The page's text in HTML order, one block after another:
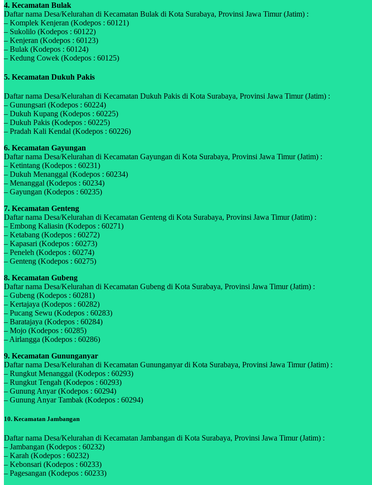
4. Kecamatan Bulak
Daftar nama Desa/Kelurahan di Kecamatan Bulak di Kota Surabaya, Provinsi Jawa Timur (Jatim) :
– Komplek Kenjeran (Kodepos : 60121)
– Sukolilo (Kodepos : 60122)
– Kenjeran (Kodepos : 60123)
– Bulak (Kodepos : 60124)
– Kedung Cowek (Kodepos : 60125)
5. Kecamatan Dukuh Pakis
Daftar nama Desa/Kelurahan di Kecamatan Dukuh Pakis di Kota Surabaya, Provinsi Jawa Timur (Jatim) :
– Gunungsari (Kodepos : 60224)
– Dukuh Kupang (Kodepos : 60225)
– Dukuh Pakis (Kodepos : 60225)
– Pradah Kali Kendal (Kodepos : 60226)
6. Kecamatan Gayungan
Daftar nama Desa/Kelurahan di Kecamatan Gayungan di Kota Surabaya, Provinsi Jawa Timur (Jatim) :
– Ketintang (Kodepos : 60231)
– Dukuh Menanggal (Kodepos : 60234)
– Menanggal (Kodepos : 60234)
– Gayungan (Kodepos : 60235)
7. Kecamatan Genteng
Daftar nama Desa/Kelurahan di Kecamatan Genteng di Kota Surabaya, Provinsi Jawa Timur (Jatim) :
– Embong Kaliasin (Kodepos : 60271)
– Ketabang (Kodepos : 60272)
– Kapasari (Kodepos : 60273)
– Peneleh (Kodepos : 60274)
– Genteng (Kodepos : 60275)
8. Kecamatan Gubeng
Daftar nama Desa/Kelurahan di Kecamatan Gubeng di Kota Surabaya, Provinsi Jawa Timur (Jatim) :
– Gubeng (Kodepos : 60281)
– Kertajaya (Kodepos : 60282)
– Pucang Sewu (Kodepos : 60283)
– Baratajaya (Kodepos : 60284)
– Mojo (Kodepos : 60285)
– Airlangga (Kodepos : 60286)
9. Kecamatan Gununganyar
Daftar nama Desa/Kelurahan di Kecamatan Gununganyar di Kota Surabaya, Provinsi Jawa Timur (Jatim) :
– Rungkut Menanggal (Kodepos : 60293)
– Rungkut Tengah (Kodepos : 60293)
– Gunung Anyar (Kodepos : 60294)
– Gunung Anyar Tambak (Kodepos : 60294)
10. Kecamatan Jambangan
Daftar nama Desa/Kelurahan di Kecamatan Jambangan di Kota Surabaya, Provinsi Jawa Timur (Jatim) :
– Jambangan (Kodepos : 60232)
– Karah (Kodepos : 60232)
– Kebonsari (Kodepos : 60233)
– Pagesangan (Kodepos : 60233)